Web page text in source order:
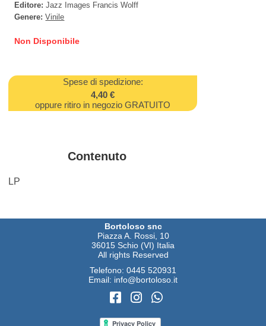
Editore:Jazz Images Francis Wolff
Genere:Vinile
Non Disponibile
Spese di spedizione:
4,40 €
oppure ritiro in negozio GRATUITO
Contenuto
LP
Bortoloso snc
Piazza A. Rossi, 10
36015 Schio (VI) Italia
All rights Reserved
Telefono: 0445 520931
Email: info@bortoloso.it